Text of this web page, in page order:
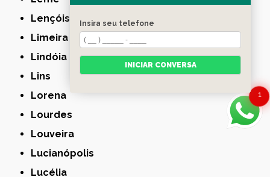
Lençóis Paulista
Limeira
Lindóia
Lins
Lorena
Lourdes
Louveira
Lucianópolis
Lucélia
1
Insira seu telefone
INICIAR CONVERSA